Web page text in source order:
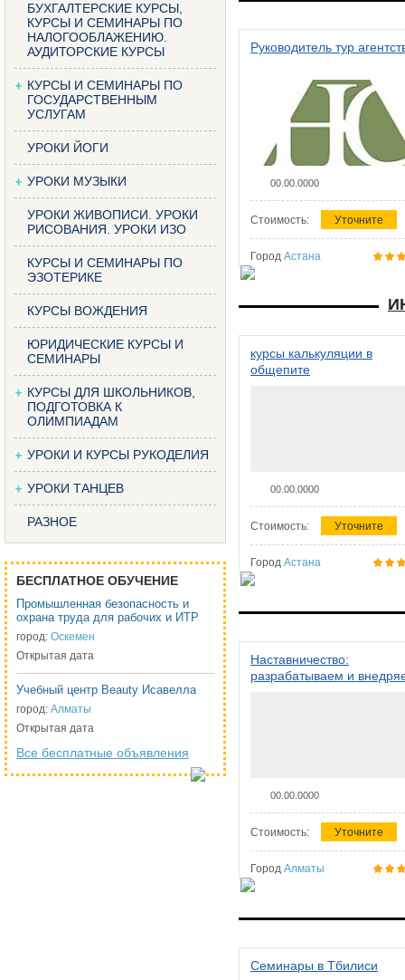
БУХГАЛТЕРСКИЕ КУРСЫ,
КУРСЫ И СЕМИНАРЫ ПО
НАЛОГООБЛАЖЕНИЮ.
АУДИТОРСКИЕ КУРСЫ
КУРСЫ И СЕМИНАРЫ ПО
ГОСУДАРСТВЕННЫМ
УСЛУГАМ
УРОКИ ЙОГИ
УРОКИ МУЗЫКИ
УРОКИ ЖИВОПИСИ. УРОКИ
РИСОВАНИЯ. УРОКИ ИЗО
КУРСЫ И СЕМИНАРЫ ПО
ЭЗОТЕРИКЕ
КУРСЫ ВОЖДЕНИЯ
ЮРИДИЧЕСКИЕ КУРСЫ И
СЕМИНАРЫ
КУРСЫ ДЛЯ ШКОЛЬНИКОВ,
ПОДГОТОВКА К
ОЛИМПИАДАМ
УРОКИ И КУРСЫ РУКОДЕЛИЯ
УРОКИ ТАНЦЕВ
РАЗНОЕ
БЕСПЛАТНОЕ ОБУЧЕНИЕ
Промышленная безопасность и
охрана труда для рабочих и ИТР
город: Оскемен
Открытая дата
Учебный центр Beauty Исавелла
город: Алматы
Открытая дата
Все бесплатные объявления
Руководитель тур
00.00.0000
Стоимость: Уточните
Город Астана
курсы калькуляции в
общепите
00.00.0000
Стоимость: Уточните
Город Астана
Наставничество:
разрабатываем и
00.00.0000
Стоимость: Уточните
Город Алматы
Семинары в Тбилиси